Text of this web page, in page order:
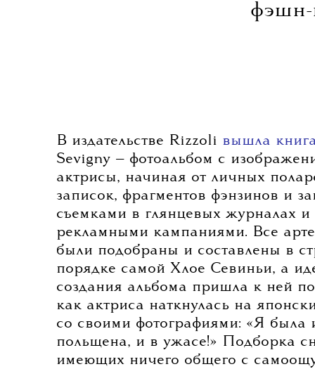
фэшн-
В издательстве Rizzoli вышла
Sevigny — фотоальбом с
актрисы, начиная от личных
записок, фрагментов фэнзинов и
съемками в глянцевых журналах
рекламными кампаниями. Все
были подобраны и составлены в
порядке самой Хлое Севиньи, а
создания альбома пришла к ней
как актриса наткнулась на
со своими фотографиями: «Я была
польщена, и в ужасе!» Подборка
имеющих ничего общего с